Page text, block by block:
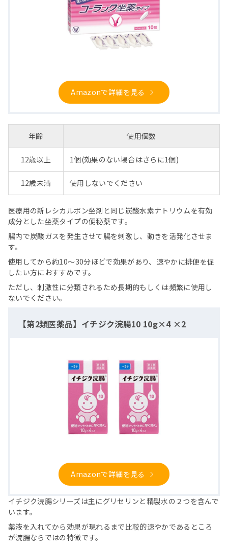
Amazonで詳細を見る
年齢 使用個数
12歳以上 1個(効果のない場合はさらに1個)
12歳未満 使用しないでください
医療用の新レシカルボン坐剤と同じ炭酸水素ナトリウムを有効
成分とした坐薬タイプの便秘薬です。
腸内で炭酸ガスを発生させて腸を刺激し、動きを活発化させま
す。
使用してから約10〜30分ほどで効果があり、速やかに排便を促
したい方におすすめです。
ただし、刺激性に分類されるため長期的もしくは頻繁に使用し
ないでください。
【第2類医薬品】イチジク浣腸10 10g×4 ×2
Amazonで詳細を見る
イチジク浣腸シリーズは主にグリセリンと精製水の２つを含んで
います。
薬液を入れてから効果が現れるまで比較的速やかであるところ
が浣腸ならではの特徴です。